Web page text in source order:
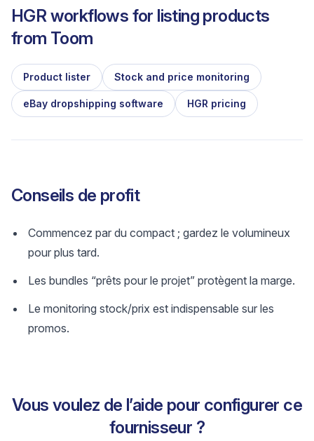
HGR workflows for listing products
from Toom
Product lister Stock and price monitoring
eBay dropshipping software HGR pricing
Conseils de profit
Commencez par du compact ; gardez le volumineux
pour plus tard.
Les bundles “prêts pour le projet” protègent la marge.
Le monitoring stock/prix est indispensable sur les
promos.
Vous voulez de l’aide pour configurer ce
fournisseur ?